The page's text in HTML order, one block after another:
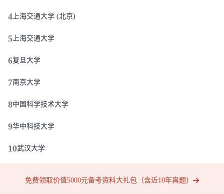
4 上海交通大学 (北京)
5 上海交通大学
6复旦大学
7南京大学
8中国科学技术大学
9华中科技大学
10武汉大学
免费领取价值5000元备考资料大礼包（含近10年真题）